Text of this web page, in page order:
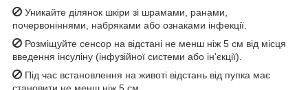
Уникайте ділянок шкіри зі шрамами, ранами,
почервоніннями, набряками або ознаками інфекції.
Розміщуйте сенсор на відстані не менш ніж 5 см від місця
введення інсуліну (інфузійної системи або ін'єкції).
Під час встановлення на животі відстань від пупка має
становити не менш ніж 5 см.